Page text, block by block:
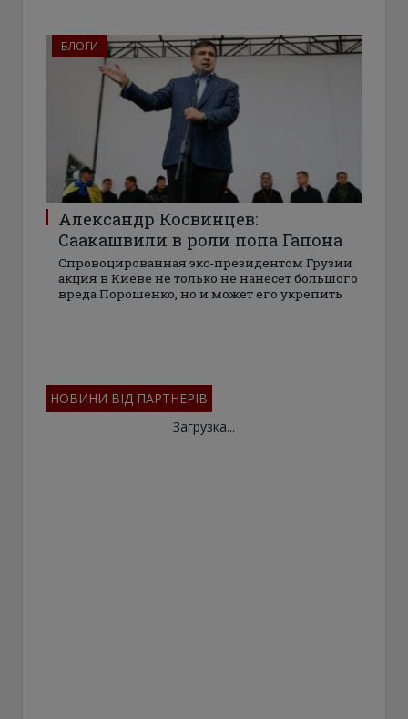
БЛОГИ
Александр Косвинцев:
Саакашвили в роли попа Гапона
Спровоцированная экс-президентом Грузии
акция в Киеве не только не нанесет большого
вреда Порошенко, но и может его укрепить
НОВИНИ ВІД ПАРТНЕРІВ
Загрузка...